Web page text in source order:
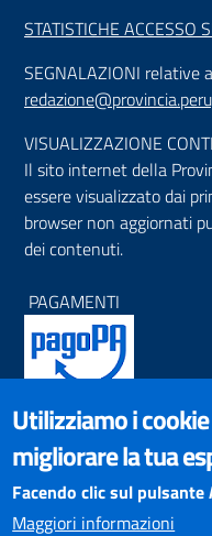
STATISTICHE ACCESSO
SEGNALAZIONI relative
VISUALIZZAZIONE
Il sito internet della
essere visualizzato dai
browser non aggiornati
dei contenuti.
PAGAMENTI
SOCIAL NETWORKS
Pagina Facebook
Profilo Instagram
Canale YouTube
Utilizziamo i
migliorare la tua
Facendo clic sul
Maggiori informazioni